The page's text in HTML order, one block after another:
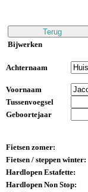
Bijwerken
Achternaam
Voornaam
Tussenvoegsel
Geboortejaar
Fietsen zomer:
Fietsen / steppen winter:
Hardlopen Estafette:
Hardlopen Non Stop: